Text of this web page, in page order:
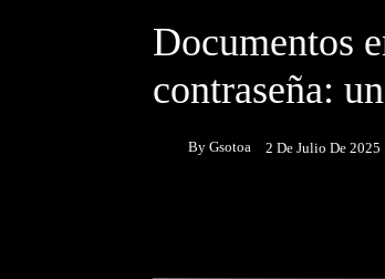
Documentos
contraseña:
By Gsotoa 2 De Julio De 2025